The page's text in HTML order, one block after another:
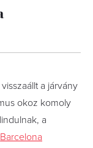
a járvány
okoz komoly
a
Barcelona